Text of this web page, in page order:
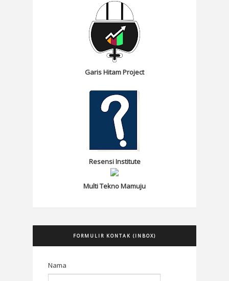
Garis Hitam Project
Resensi Institute
Multi Tekno Mamuju
FORMULIR KONTAK (INBOX)
Nama